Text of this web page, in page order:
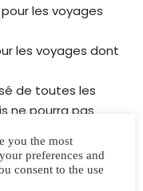
les voyages
les voyages dont
de toutes les
ne pourra pas
you the most
preferences and
consent to the use